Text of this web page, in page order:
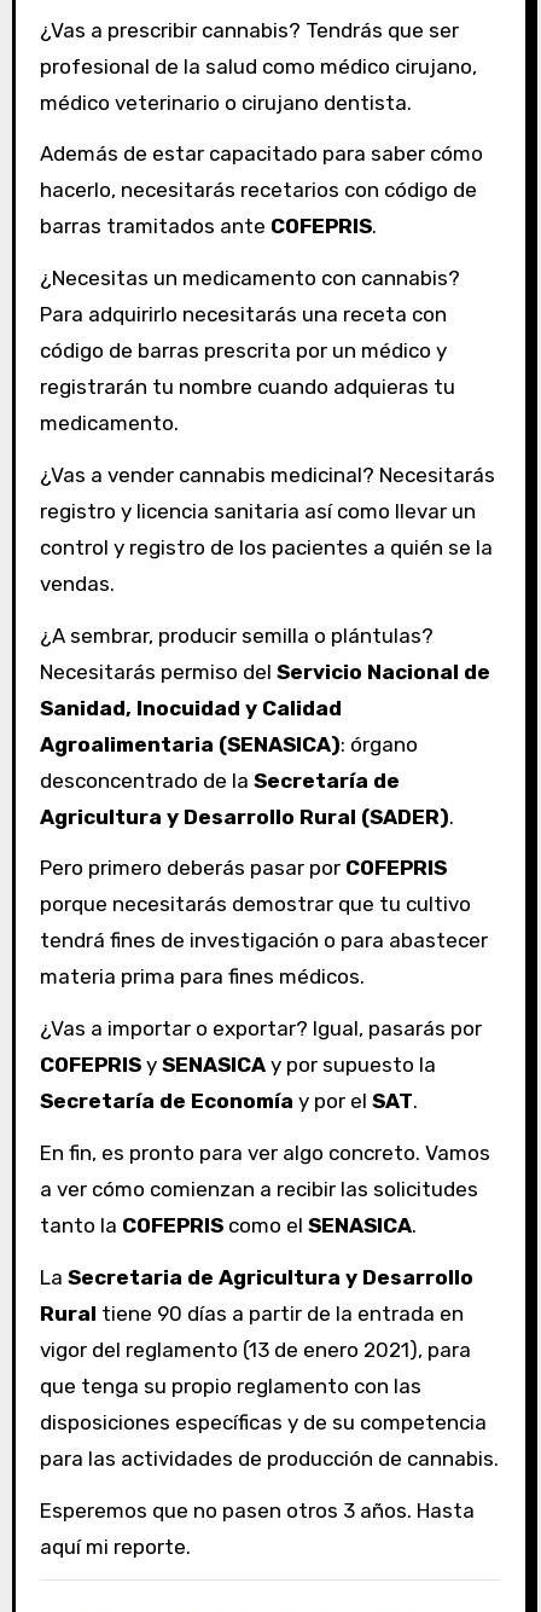
¿Vas a prescribir cannabis? Tendrás que ser
profesional de la salud como médico cirujano,
médico veterinario o cirujano dentista.
Además de estar capacitado para saber cómo
hacerlo, necesitarás recetarios con código de
barras tramitados ante COFEPRIS.
¿Necesitas un medicamento con cannabis?
Para adquirirlo necesitarás una receta con
código de barras prescrita por un médico y
registrarán tu nombre cuando adquieras tu
medicamento.
¿Vas a vender cannabis medicinal? Necesitarás
registro y licencia sanitaria así como llevar un
control y registro de los pacientes a quién se la
vendas.
¿A sembrar, producir semilla o plántulas?
Necesitarás permiso del Servicio Nacional de
Sanidad, Inocuidad y Calidad
Agroalimentaria (SENASICA): órgano
desconcentrado de la Secretaría de
Agricultura y Desarrollo Rural (SADER).
Pero primero deberás pasar por COFEPRIS
porque necesitarás demostrar que tu cultivo
tendrá fines de investigación o para abastecer
materia prima para fines médicos.
¿Vas a importar o exportar? Igual, pasarás por
COFEPRISy SENASICAy por supuesto la
Secretaría de Economía y por el SAT.
En fin, es pronto para ver algo concreto. Vamos
a ver cómo comienzan a recibir las solicitudes
tanto la COFEPRIScomo el SENASICA.
La Secretaria de Agricultura y Desarrollo
Rural tiene 90 días a partir de la entrada en
vigor del reglamento (13 de enero 2021), para
que tenga su propio reglamento con las
disposiciones específicas y de su competencia
para las actividades de producción de cannabis.
Esperemos que no pasen otros 3 años. Hasta
aquí mi reporte.